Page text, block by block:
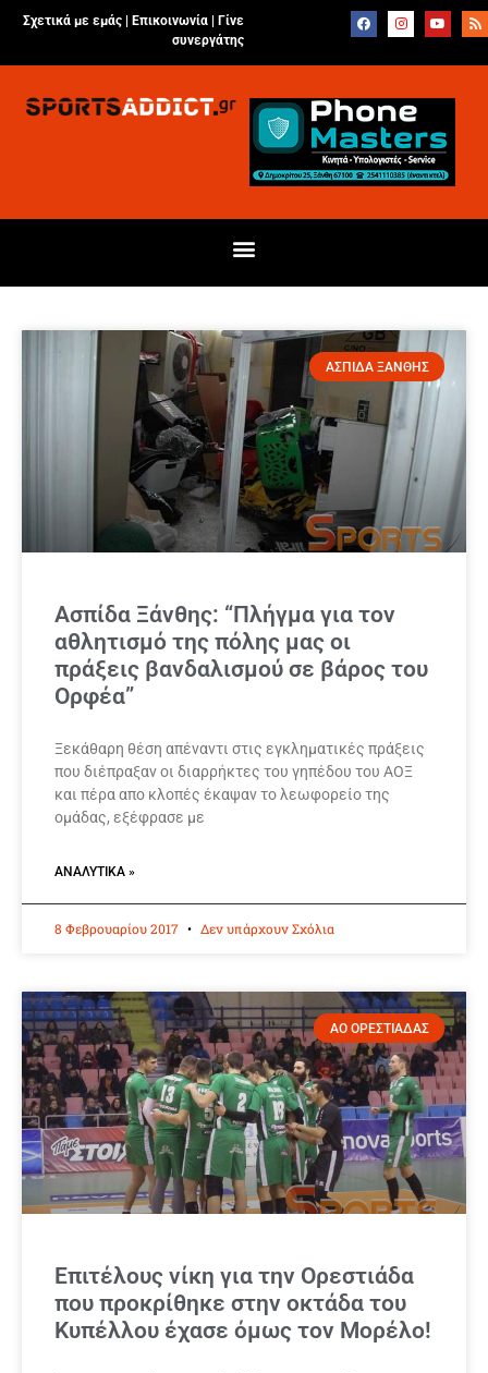
Σχετικά με εμάς | Επικοινωνία
Γίνε
συνεργάτης
ΑΣΠΙΔΑ ΞΑΝΘΗΣ
Ασπίδα Ξάνθης: “Πλήγμα για τον
αθλητισμό της πόλης μας οι
πράξεις βανδαλισμού σε βάρος του
Ορφέα”
Ξεκάθαρη θέση απέναντι στις εγκληματικές πράξεις
που διέπραξαν οι διαρρήκτες του γηπέδου του ΑΟΞ
και πέρα απο κλοπές έκαψαν το λεωφορείο της
ομάδας, εξέφρασε με
ΑΝΑΛΥΤΙΚΆ »
8 Φεβρουαρίου 2017 Δεν υπάρχουν Σχόλια
ΑΟ ΟΡΕΣΤΙΑΔΑΣ
Επιτέλους νίκη για την Ορεστιάδα
που προκρίθηκε στην οκτάδα του
Κυπέλλου έχασε όμως τον Μορέλο!